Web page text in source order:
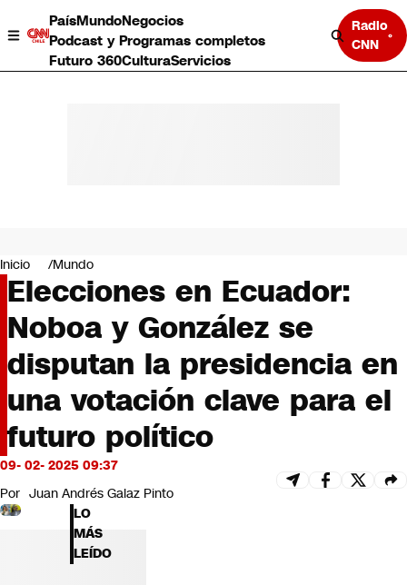
PaísMundoNegocios
Podcast y Programas completos
Futuro 360CulturaServicios
Radio
CNN
Negocios
Deportes
Programas completos
Cultura
Servicios
Bits
CNN Data
CNN tiempo
Futuro 360
Opinión
Inicio Mundo
Elecciones en Ecuador:
Noboa y González se
disputan la presidencia en
una votación clave para el
futuro político
09- 02- 2025 09:37
Por Juan Andrés Galaz Pinto
LO
MÁS
LEÍDO